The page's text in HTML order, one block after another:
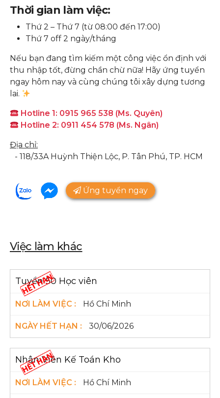
Thời gian làm việc:
Thứ 2 – Thứ 7 (từ 08:00 đến 17:00)
Thứ 7 off 2 ngày/tháng
Nếu bạn đang tìm kiếm một công việc ổn định với
thu nhập tốt, đừng chần chừ nữa! Hãy ứng tuyển
ngay hôm nay và cùng chúng tôi xây dựng tương
lai.
Hotline 1: 0915 965 538 (Ms. Quyên)
Hotline 2: 0911 454 578 (Ms. Ngân)
Địa chỉ:
- 118/33A Huỳnh Thiện Lộc, P. Tân Phú, TP. HCM
Ứng tuyển ngay
Việc làm khác
Tuyển 50 Học viên
Hồ Chí Minh
30/06/2026
Nhân Viên Kế Toán Kho
Hồ Chí Minh